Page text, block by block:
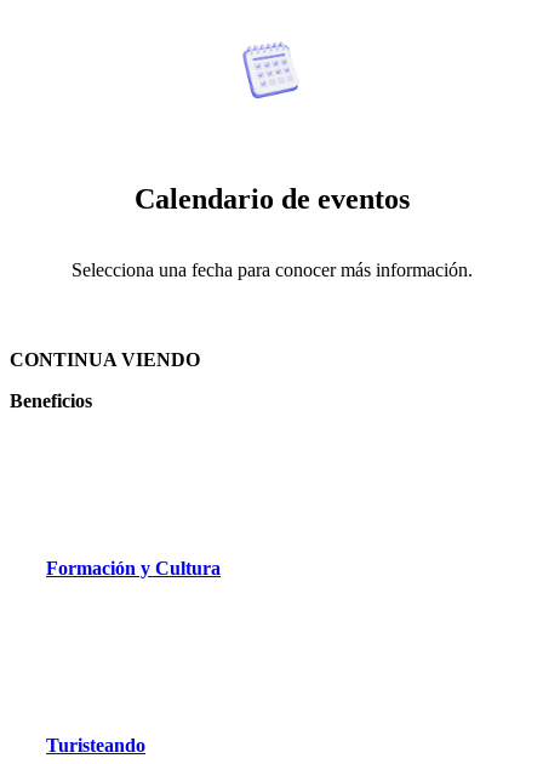
Calendario de eventos
Selecciona una fecha para conocer más información.
CONTINUA VIENDO
Beneficios
Formación y Cultura
Turisteando